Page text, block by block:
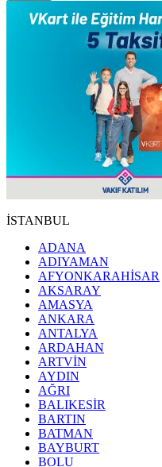
İSTANBUL
ADANA
ADIYAMAN
AFYONKARAHİSAR
AKSARAY
AMASYA
ANKARA
ANTALYA
ARDAHAN
ARTVİN
AYDIN
AĞRI
BALIKESİR
BARTIN
BATMAN
BAYBURT
BOLU